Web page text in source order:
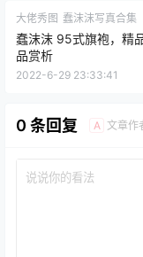
大佬秀图 蠢沫沫写真合集
蠢沫沫 95式旗袍，精
品赏析
2022-6-29 23:33:41
0 条回复 A 文章作